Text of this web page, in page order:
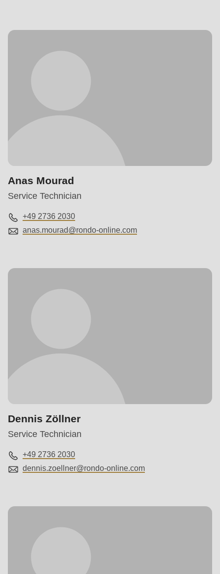
Anas Mourad
Service Technician
+49 2736 2030
anas.mourad@rondo-online.com
Dennis Zöllner
Service Technician
+49 2736 2030
dennis.zoellner@rondo-online.com